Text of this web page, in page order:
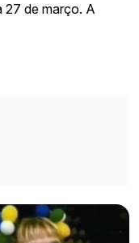
27 de março. A